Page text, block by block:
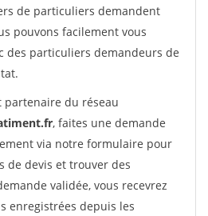
de particuliers demandent
pouvons facilement vous
des particuliers demandeurs de
partenaire du réseau
, faites une demande
via notre formulaire pour
de devis et trouver des
validée, vous recevrez
enregistrées depuis les